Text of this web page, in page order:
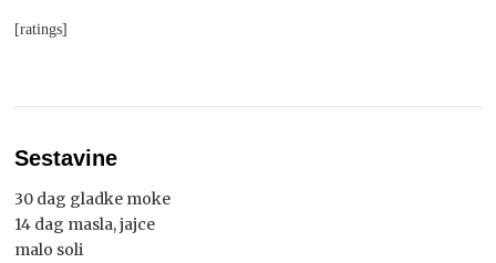
[ratings]
Sestavine
30 dag gladke moke
14 dag masla, jajce
malo soli